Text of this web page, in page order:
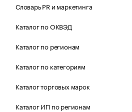
Словарь PR и маркетинга
Каталог по ОКВЭД
Каталог по регионам
Каталог по категориям
Каталог торговых марок
Каталог ИП по регионам